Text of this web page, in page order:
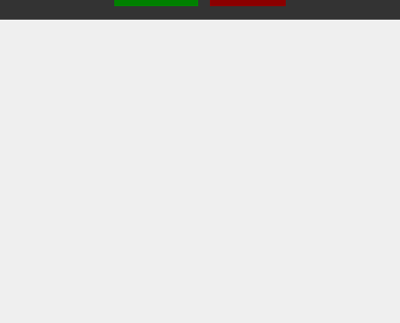
31/10/2016